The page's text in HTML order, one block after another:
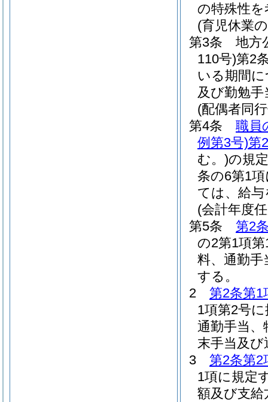
の特殊性
(育児休業
第3条
地方
110号)第2
いる期間
及び勤勉
(配偶者同
第4条
職員
例第3号)第
む。)の規
条の6第1
ては、給
(会計年度
第5条
第2
の2第1項
料、通勤手
する。
2
第2条第1
1項第2号
通勤手当、
末手当及
3
第2条第2
1項に規定
額及び支給